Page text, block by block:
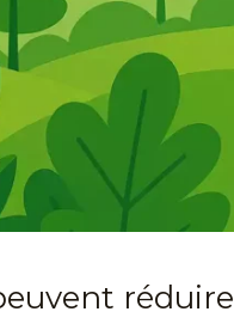
réduire